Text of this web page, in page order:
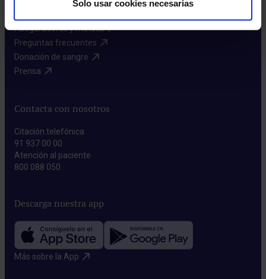
Solo usar cookies necesarias
Enlaces de interés
Aseguradoras y mutuas​
Preguntas frecuentes​
Donación de sangre​
Prensa​
Contacta con nosotros
Citación telefónica
91 937 00 00
Atención al paciente
800 088 050
Descarga nuestra app
Más sobre la App​